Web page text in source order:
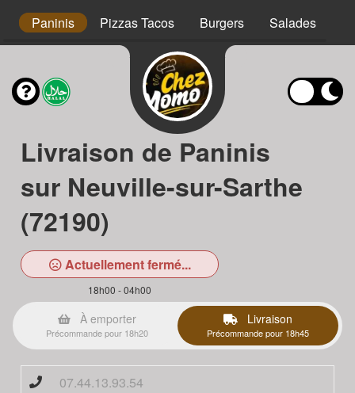
Paninis Pizzas Tacos Burgers Salades
Livraison de Paninis
sur Neuville-sur-Sarthe
(72190)
Actuellement fermé...
18h00 - 04h00
À emporter
Précommande pour 18h20
Livraison
Précommande pour 18h45
07.44.13.93.54